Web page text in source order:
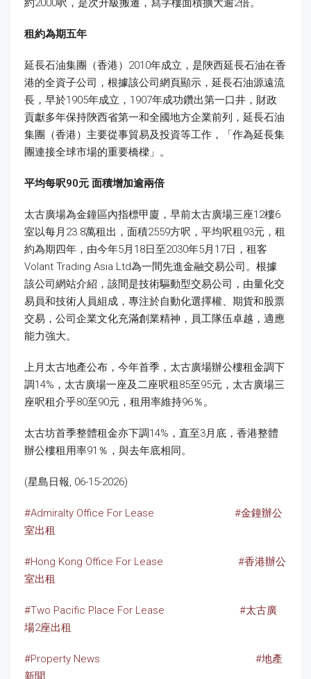
約2000呎，是次升級搬遷，寫字樓面積擴大逾2倍。
租約為期五年
延長石油集團（香港）2010年成立，是陝西延長石油在香
港的全資子公司，根據該公司網頁顯示，延長石油源遠流
長，早於1905年成立，1907年成功鑽出第一口井，財政
貢獻多年保持陝西省第一和全國地方企業前列，延長石油
集團（香港）主要從事貿易及投資等工作，「作為延長集
團連接全球市場的重要橋樑」。
平均每呎90元 面積增加逾兩倍
太古廣場為金鐘區內指標甲廈，早前太古廣場三座12樓6
室以每月23.8萬租出，面積2559方呎，平均呎租93元，租
約為期四年，由今年5月18日至2030年5月17日，租客
Volant Trading Asia Ltd為一間先進金融交易公司。根據
該公司網站介紹，該間是技術驅動型交易公司，由量化交
易員和技術人員組成，專注於自動化選擇權、期貨和股票
交易，公司企業文化充滿創業精神，員工隊伍卓越，適應
能力強大。
上月太古地產公布，今年首季，太古廣場辦公樓租金調下
調14%，太古廣場一座及二座呎租85至95元，太古廣場三
座呎租介乎80至90元，租用率維持96％。
太古坊首季整體租金亦下調14%，直至3月底，香港整體
辦公樓租用率91％，與去年底相同。
(星島日報, 06-15-2026)
#Admiralty Office For Lease
#金鐘辦公
室出租
#Hong Kong Office For Lease
#香港辦公
室出租
#Two Pacific Place For Lease
#太古廣
場2座出租
#Property News
#地產
新聞